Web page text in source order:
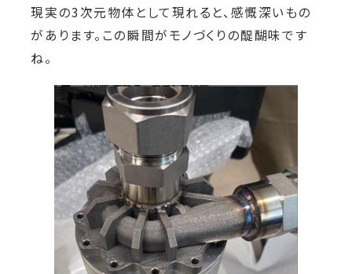
現実の3次元物体として現れると、感慨深いもの
があります。この瞬間がモノづくりの醍醐味です
ね。